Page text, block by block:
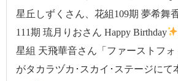
星丘しずくさん、花組109期 夢希舞
111期 琉月りおさん Happy Birthday
星組 天飛華音さん「ファーストフォ
がタカラヅカ･スカイ･ステージにて